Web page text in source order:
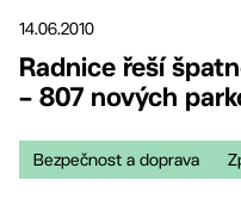
14.06.2010
Radnice řeší
– 807 nových
Bezpečnost a doprava